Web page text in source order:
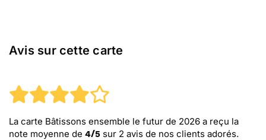
Avis sur cette carte
La carte Bâtissons ensemble le futur de 2026 a reçu la
note moyenne de 4/5 sur 2 avis de nos clients adorés.